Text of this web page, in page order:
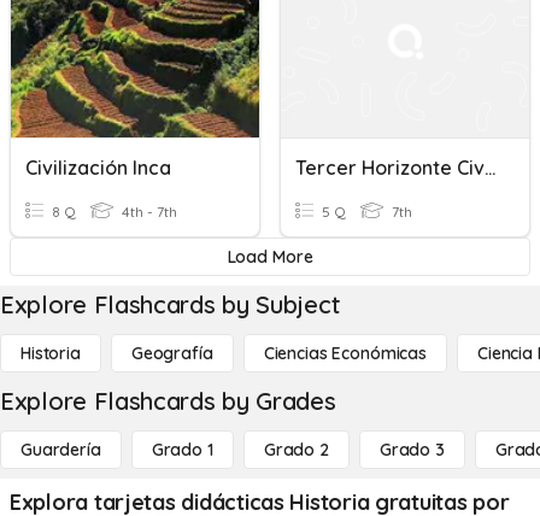
Civilización Inca
8 Q 4th - 7th
Tercer Horizonte Civilización Inca
5 Q 7th
Load More
Explore Flashcards by Subject
Historia Geografía Ciencias Económicas Ciencia
Explore Flashcards by Grades
Guardería Grado 1 Grado 2 Grado 3
Explora tarjetas didácticas Historia gratuitas por